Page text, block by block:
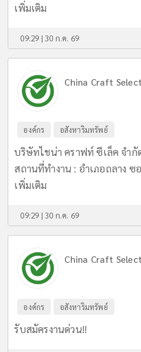
เพิ่มเติม
09:29 | 30 ก.ค. 69
China Craft
องค์กร อสังหาริมทรัพย์
บริษัทไชน่า คราฟท์ ซีเล็ค จำกั
สถานที่ทำงาน : อำเภอถลาง ซ
เพิ่มเติม
09:29 | 30 ก.ค. 69
China Craft
องค์กร อสังหาริมทรัพย์
รับสมัครงานด่วน!!